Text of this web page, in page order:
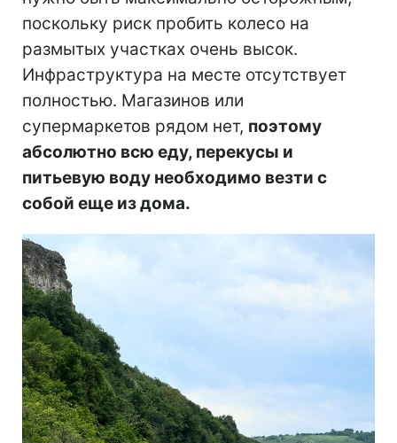
поскольку риск пробить колесо на
размытых участках очень высок.
Инфраструктура на месте отсутствует
полностью. Магазинов или
супермаркетов рядом нет, поэтому
абсолютно всю еду, перекусы и
питьевую воду необходимо везти с
собой еще из дома.